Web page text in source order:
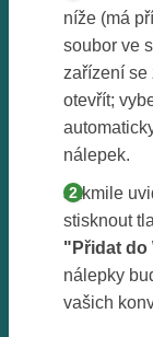
níže (má
soubor ve
zařízení se
otevřít;
nálepek.
Jakmile
stisknout
"Přidat do
nálepky
vašich